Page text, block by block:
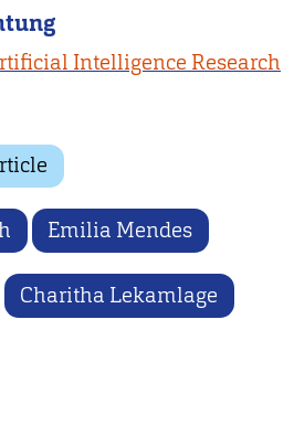
Intelligence Research
Emilia Mendes
Charitha Lekamlage